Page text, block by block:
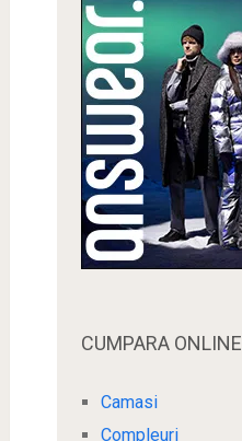
CUMPARA ONLINE
Camasi
Compleuri